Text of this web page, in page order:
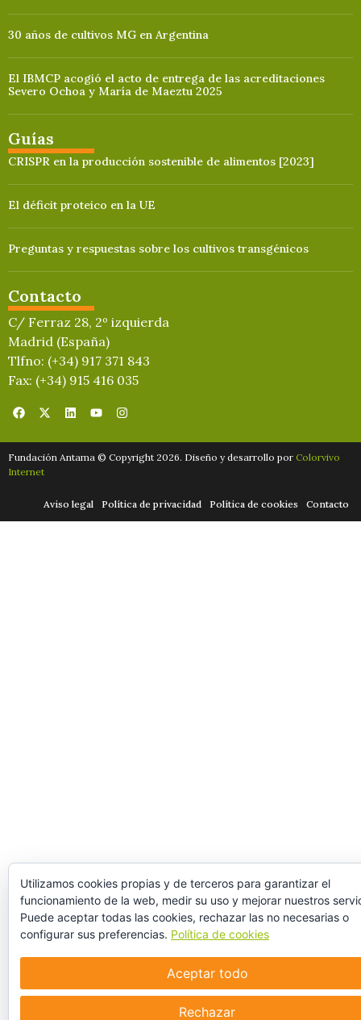
30 años de cultivos MG en Argentina
El IBMCP acogió el acto de entrega de las acreditaciones
Severo Ochoa y María de Maeztu 2025
Guías
CRISPR en la producción sostenible de alimentos [2023]
El déficit proteico en la UE
Preguntas y respuestas sobre los cultivos transgénicos
Contacto
C/ Ferraz 28, 2º izquierda
Madrid (España)
Tlfno: (+34) 917 371 843
Fax: (+34) 915 416 035
Fundación Antama © Copyright 2026. Diseño y desarrollo por Colorvivo
Internet
Aviso legal Política de privacidad Política de cookies Contacto
Utilizamos cookies propias y de terceros para garantizar el
funcionamiento de la web, medir su uso y mejorar nuestros
Puede aceptar todas las cookies, rechazar las no necesarias o
configurar sus preferencias. Política de cookies
Aceptar todo
Rechazar